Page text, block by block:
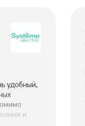
удобный,
и